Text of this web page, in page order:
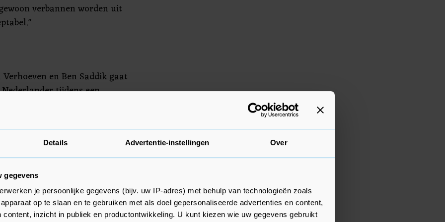
Details Advertentie-instellingen Over
gegevens
je persoonlijke gegevens (bijv. uw IP-adres) met behulp van technologieën zoals
op te slaan en te gebruiken met als doel gepersonaliseerde advertenties en content,
content, inzicht in publiek en productontwikkeling. U kunt kiezen wie uw gegevens gebruikt
verbannen worden uit
en Ben Saddik gaat
tijdens een
uitkomende kickbokser
Verhoeven versloeg Ben
heftig gevecht in het
sterk aan zijn halve finale. De
moest al snel naar de grond
Nederlander op zijn kin had
vechtende kickbokser uit